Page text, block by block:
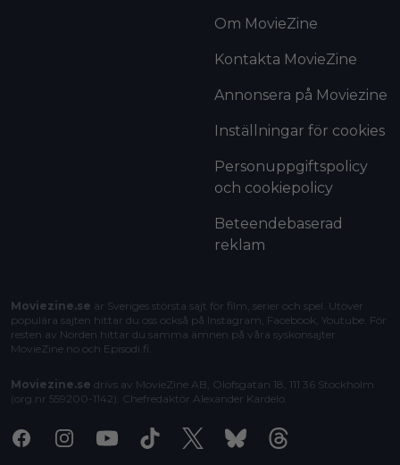
Om MovieZine
Kontakta MovieZine
Annonsera på Moviezine
Inställningar för cookies
Personuppgiftspolicy
och cookiepolicy
Beteendebaserad
reklam
Moviezine.se är Sveriges största sajt för film, serier och spel. Utöver
populära sajten hittar du oss också på Instagram, Facebook, Youtube. För
resten av Norden hittar du samma ämnen på våra syskonsajter
MovieZine.no och Episodi.fi
Moviezine.se drivs av MovieZine AB, Olofsgatan 18, 111 36 Stockholm
(org.nr 559200-1142). Chefredaktör Alexander Kardelo
FacebookInstagramYoutubeTiktok X BlueskyThreads